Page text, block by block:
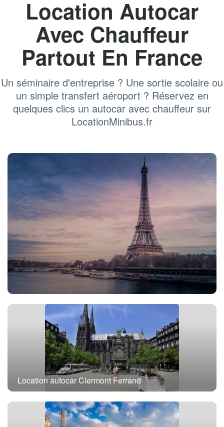
Location Autocar
Avec Chauffeur
Partout En France
Un séminaire d'entreprise ? Une sortie scolaire ou
un simple transfert aéroport ? Réservez en
quelques clics un autocar avec chauffeur sur
LocationMinibus.fr
Location autocar avec chauffeur Paris
Location autocar Clermont Ferrand